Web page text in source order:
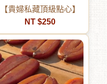
【貴婦私藏頂級點心】
NT $250